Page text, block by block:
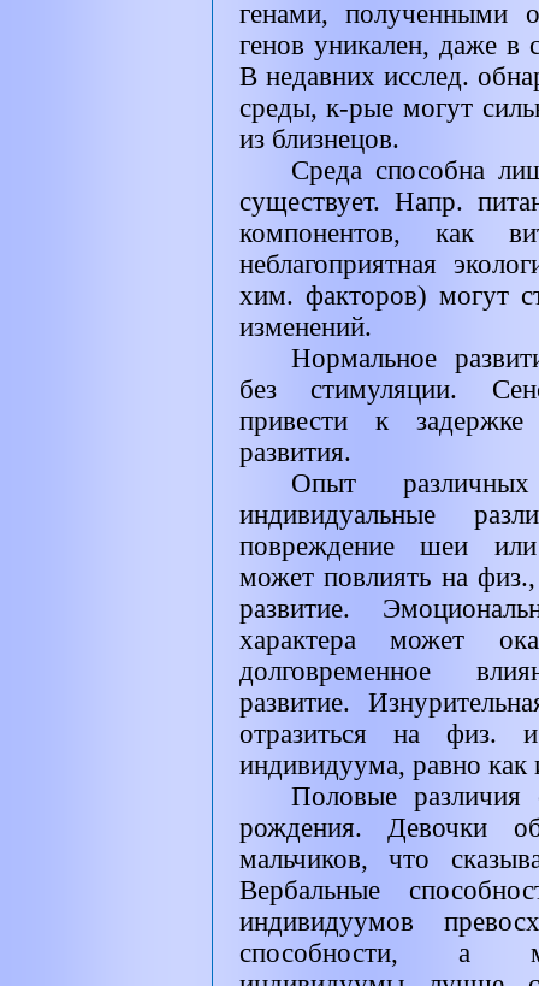
генами, полученными
генов уникален, даже в
В недавних исслед.
среды, к-рые могут
из близнецов.
Среда способна
существует. Напр.
компонентов, как
неблагоприятная
хим. факторов) могут
изменений.
Нормальное
без стимуляции.
привести к
развития.
Опыт
индивидуальные
повреждение шеи
может повлиять на
развитие.
характера может
долговременное
развитие.
отразиться на физ.
индивидуума, равно как
Половые различия
рождения. Девочки
мальчиков, что
Вербальные
индивидуумов
способности, а